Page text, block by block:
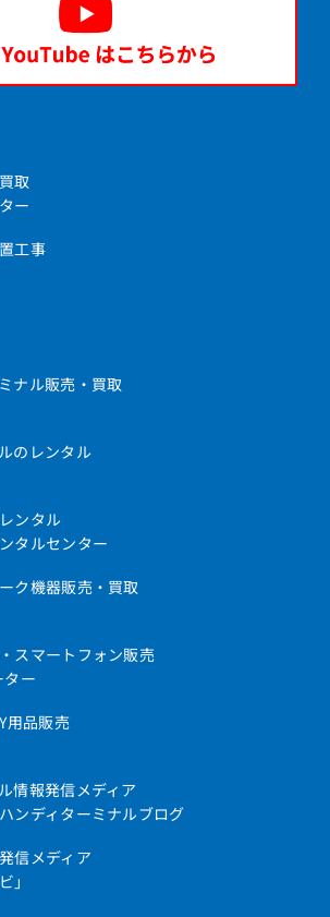
取
ー
工事
ナル販売・買取
のレンタル
ンタル
タルセンター
ク機器販売・買取
スマートフォン販売
ー
用品販売
情報発信メディア
ンディターミナルブログ
信メディア
」